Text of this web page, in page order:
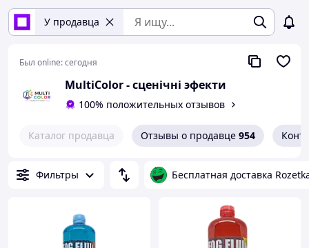
У продавца
Был online:сегодня
MultiColor - сценічні эфекти
100% положительных отзывов
Каталог продавца Отзывы о продавце 954
Фильтры Бесплатная доставка